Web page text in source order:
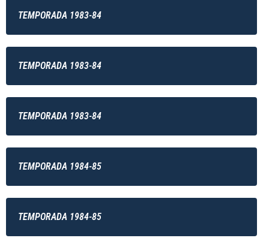
TEMPORADA 1983-84
TEMPORADA 1983-84
TEMPORADA 1983-84
TEMPORADA 1984-85
TEMPORADA 1984-85